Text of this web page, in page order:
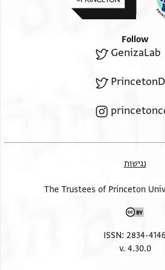
Follow
GenizaLab
נגישות
ISSN: 2834-4146
v. 4.30.0